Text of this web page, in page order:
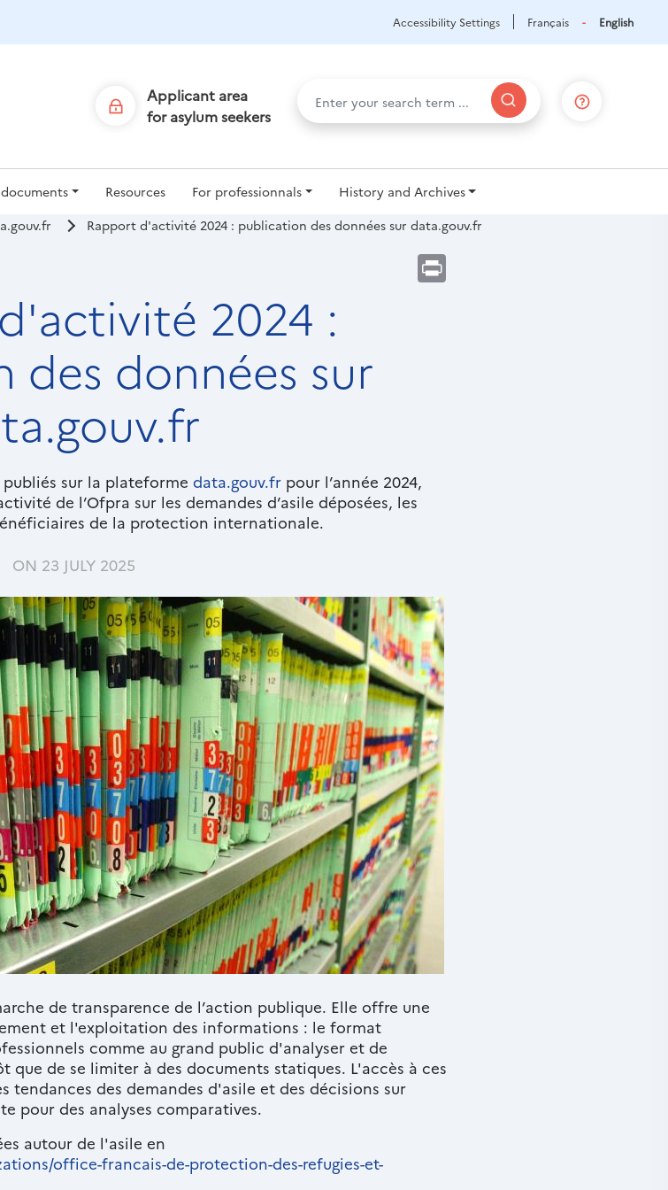
Accessibility Settings Français English
Applicant area
for asylum seekers
Resources For professionnals
History and Archives
Rapport d'activité 2024 : publication des données sur data.gouv.fr
Print
2024 :
des données sur
sur la plateforme data.gouv.frpour l’année 2024,
de l’Ofpra sur les demandes d’asile déposées, les
de la protection internationale.
ON 23 JULY 2025
de transparence de l’action publique. Elle offre une
et l'exploitation des informations : le format
comme au grand public d'analyser et de
de se limiter à des documents statiques. L'accès à ces
tendances des demandes d'asile et des décisions sur
pour des analyses comparatives.
autour de l'asile en
office-francais-de-protection-des-refugies-et-